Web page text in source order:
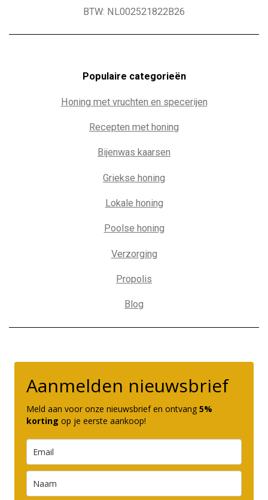
BTW: NL002521822B26
Populaire categorieën
Honing met vruchten en specerijen
Recepten met honing
Bijenwas kaarsen
Griekse honing
Lokale honing
Poolse honing
Verzorging
Propolis
Blog
Aanmelden nieuwsbrief
Meld aan voor onze nieuwsbrief en ontvang 5%
korting op je eerste aankoop!